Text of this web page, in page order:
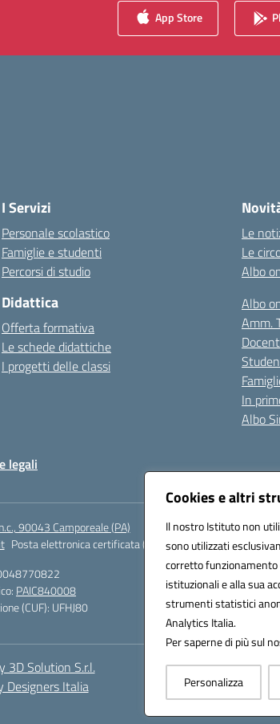
Cookies e altri
Il nostro Istituto non
sono utilizzati
corretto funzionamento
istituzionali e alla sua
strumenti statistici
Analytics Italia.
Per saperne di più sul
Personalizza
App Store
I Servizi
Personale scolastico
Famiglie e studenti
Percorsi di studio
Didattica
Offerta formativa
Le schede didattiche
I progetti delle classi
Le
Le
Albo
Albo
Amm.
In
Albo
legali
90043 Camporeale (PA)
Posta elettronica certificata (PEC):
PAIC840008
(CUF): UFHJ80
3D Solution S.r.l.
Designers Italia